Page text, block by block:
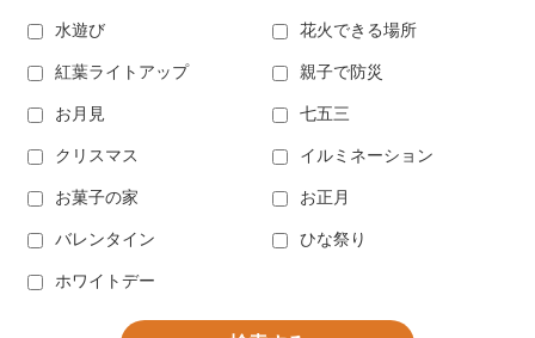
水遊び 花火できる場所
紅葉ライトアップ 親子で防災
お月見 七五三
クリスマス イルミネーション
お菓子の家 お正月
バレンタイン ひな祭り
ホワイトデー